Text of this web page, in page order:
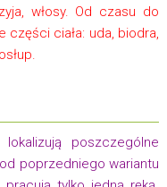
włosy. Od czasu do
ciała: uda, biodra,
poszczególne
poprzedniego wariantu